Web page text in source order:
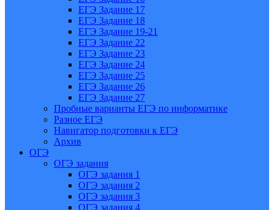
ЕГЭ Задание 17
ЕГЭ Задание 18
ЕГЭ Задание 19-21
ЕГЭ Задание 22
ЕГЭ Задание 23
ЕГЭ Задание 24
ЕГЭ Задание 25
ЕГЭ Задание 26
ЕГЭ Задание 27
Пробные варианты ЕГЭ по информатике
Разное ЕГЭ
Навигатор подготовки к ЕГЭ
Архив
ОГЭ
ОГЭ задания
ОГЭ задания 1
ОГЭ задания 2
ОГЭ задания 3
ОГЭ задания 4